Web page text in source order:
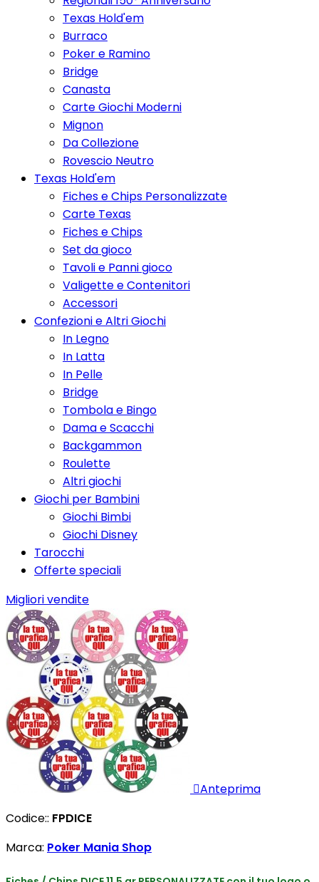
Texas Hold'em
Burraco
Poker e Ramino
Bridge
Canasta
Carte Giochi Moderni
Mignon
Da Collezione
Rovescio Neutro
Texas Hold'em
Fiches e Chips Personalizzate
Carte Texas
Fiches e Chips
Set da gioco
Tavoli e Panni gioco
Valigette e Contenitori
Accessori
Confezioni e Altri Giochi
In Legno
In Latta
In Pelle
Bridge
Tombola e Bingo
Dama e Scacchi
Backgammon
Roulette
Altri giochi
Giochi per Bambini
Giochi Bimbi
Giochi Disney
Tarocchi
Offerte speciali
Migliori vendite
Anteprima
Codice:: FPDICE
Marca: Poker Mania Shop